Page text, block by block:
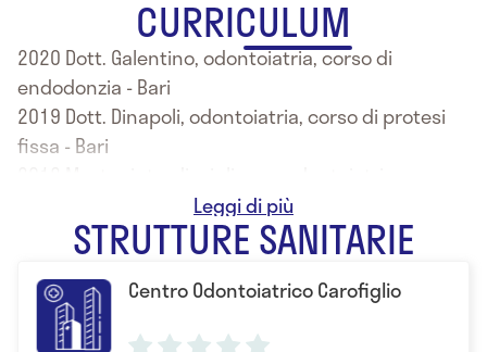
CURRICULUM
2020 Dott. Galentino, odontoiatria, corso di
endodonzia - Bari
2019 Dott. Dinapoli, odontoiatria, corso di protesi
fissa - Bari
università Steinbeis - Berlino
2018 Corso di protesi totale, odontoiatria, Dott.
Masnata - Torino
2016 Laurea in odontoiatria presso l'Università di
STRUTTURE SANITARIE
Centro Odontoiatrico Carofiglio